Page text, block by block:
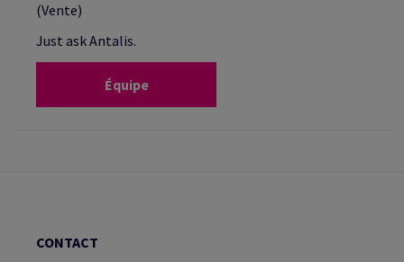
(Vente)
Just ask Antalis.
Équipe
CONTACT